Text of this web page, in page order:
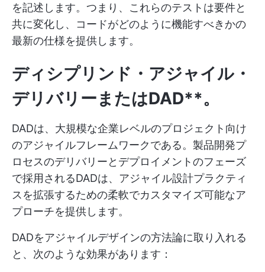
を記述します。つまり、これらのテストは要件と
共に変化し、コードがどのように機能すべきかの
最新の仕様を提供します。
ディシプリンド・アジャイル・
デリバリーまたはDAD**。
DADは、大規模な企業レベルのプロジェクト向け
のアジャイルフレームワークである。製品開発プ
ロセスのデリバリーとデプロイメントのフェーズ
で採用されるDADは、アジャイル設計プラクティ
スを拡張するための柔軟でカスタマイズ可能なア
プローチを提供します。
DADをアジャイルデザインの方法論に取り入れる
と、次のような効果があります：